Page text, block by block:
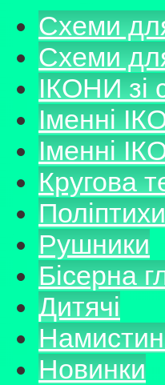
Схеми
Схеми
ІКОНИ зі
Іменні
Іменні
Кругова
Рушники
Бісерна
Дитячі
Новинки